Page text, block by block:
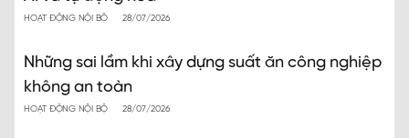
HOẠT ĐỘNG NỘI BỘ 28/07/2026
Những sai lầm khi xây dựng suất ăn công nghiệp
không an toàn
HOẠT ĐỘNG NỘI BỘ 28/07/2026